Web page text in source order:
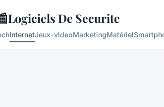
Logiciels De Securite
InternetJeux-videoMarketingMatériel